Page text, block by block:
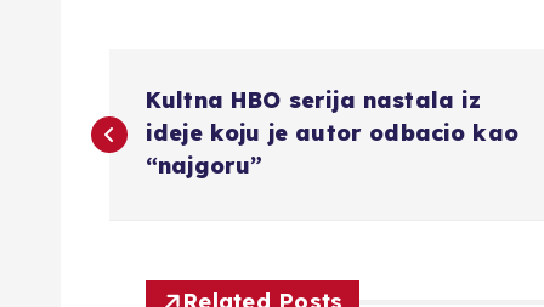
a
Kultna HBO serija nastala iz
ideje koju je autor odbacio kao
“najgoru”